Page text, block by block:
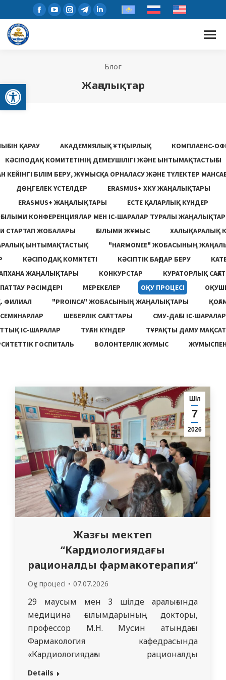
Open toolbar
Блог
Жаңалықтар
ҚАРАУ АКАДЕМИЯЛЫҚ ҰТҚЫРЛЫҚ
КОМПЛАЕНС-
КӘСІПОДАҚ КОМИТЕТІНІҢ ДЕМЕУШІЛІГІ ЖӘНЕ ЫНТЫМАҚТАСТЫҒЫ
КЕЙІНГІ БІЛІМ БЕРУ, ЖҰМЫСҚА ОРНАЛАСУ ЖƏНЕ ТҮЛЕКТЕР
ДӨҢГЕЛЕК ҮСТЕЛДЕР
ERASMUS+ ХКҰ ЖАҢАЛЫҚТАРЫ
ERASMUS+ ЖАҢАЛЫҚТАРЫ
ЕСТЕ ҚАЛАРЛЫҚ КҮНДЕР
ҒЫЛЫМИ КОНФЕРЕНЦИЯЛАР МЕН ІС-ШАРАЛАР ТУРАЛЫ ЖАҢАЛЫҚТАР
СТАРТАП ЖОБАЛАРЫ
ҒЫЛЫМИ ЖҰМЫС
ХАЛЫҚАРАЛЫҚ
ЫНТЫМАҚТАСТЫҚ
"HARMONEE" ЖОБАСЫНЫҢ
КӘСІПОДАҚ КОМИТЕТІ КӘСІПТІК БАҒДАР БЕРУ
ЖАҢАЛЫҚТАРЫ
КОНКУРСТАР
КУРАТОРЛЫҚ
РӘСІМДЕРІ
МЕРЕКЕЛЕР ОҚУ ПРОЦЕСІ
ФИЛИАЛ
"PROINCA" ЖОБАСЫНЫҢ ЖАҢАЛЫҚТАРЫ
СЕМИНАРЛАР
ШЕБЕРЛІК САҒАТТАРЫ
СМУ-ДАҒЫ ІС-ШАРАЛАР
ІС-ШАРАЛАР
ТУҒАН КҮНДЕР
ТҰРАҚТЫ ДАМУ
ГОСПИТАЛЬ
ВОЛОНТЕРЛІК ЖҰМЫС
Шіл
7
2026
Жазғы мектеп
“Кардиологиядағы
рационалды фармакотерапия”
Оқу процесі 07.07.2026
29 маусым мен 3 шілде аралығында
медицина ғылымдарының докторы,
профессор М.Н. Мусин атындағы
Фармакология кафедрасында
«Кардиологиядағы рационалды
фармакотерапия» атты Жазғы мектеп
Details